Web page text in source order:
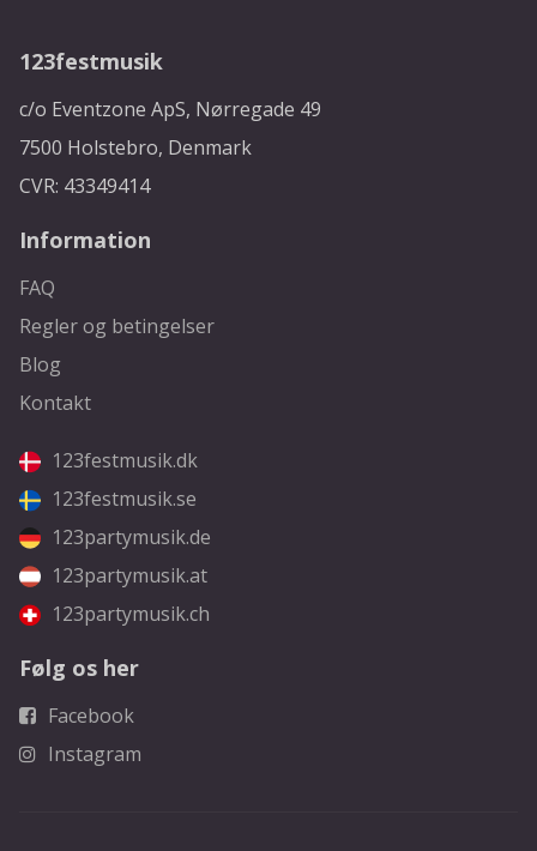
123festmusik
c/o Eventzone ApS, Nørregade 49
7500 Holstebro, Denmark
CVR: 43349414
Information
FAQ
Regler og betingelser
Blog
Kontakt
123festmusik.dk
123festmusik.se
123partymusik.de
123partymusik.at
123partymusik.ch
Følg os her
Facebook
Instagram